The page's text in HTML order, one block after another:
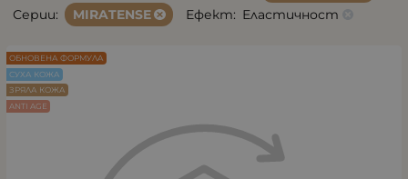
Серии:
MIRATENSE Ефект: Еластичност
ОБНОВЕНА ФОРМУЛА
СУХА КОЖА
ЗРЯЛА КОЖА
ANTI AGE